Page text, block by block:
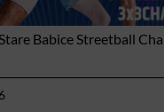
Babice Streetball